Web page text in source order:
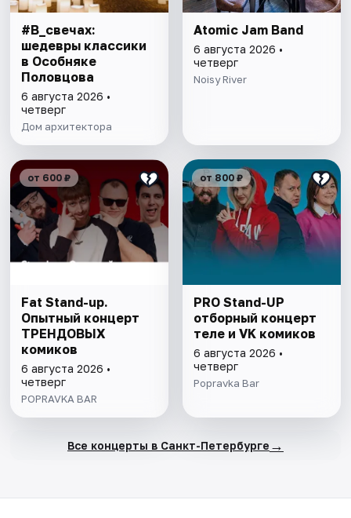
#В_свечах:
шедевры классики
в Особняке
Половцова
6 августа 2026 •
четверг
Дом архитектора
Atomic Jam Band
6 августа 2026 •
четверг
Noisy River
от 600 ₽
Fat Stand-up.
Опытный концерт
ТРЕНДОВЫХ
комиков
6 августа 2026 •
четверг
POPRAVKA BAR
от 800 ₽
PRO Stand-UP
отборный концерт
теле и VK комиков
6 августа 2026 •
четверг
Popravka Bar
Все концерты в Санкт-Петербурге →